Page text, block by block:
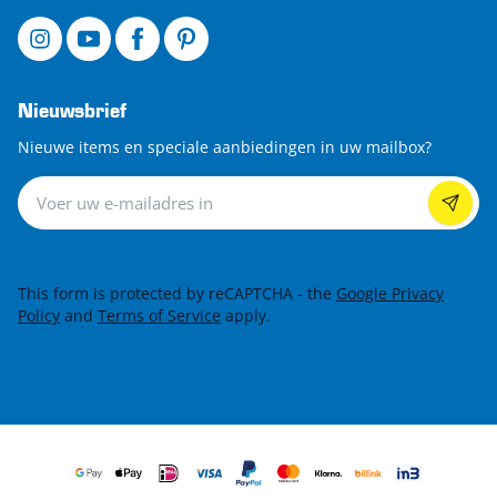
Nieuwsbrief
Nieuwe items en speciale aanbiedingen in uw mailbox?
Nieuwsbrief
This form is protected by reCAPTCHA - the Google Privacy
Policy and Terms of Service apply.